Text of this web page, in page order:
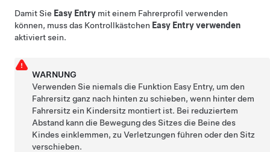
Damit Sie Easy Entry mit einem Fahrerprofil verwenden
können, muss das Kontrollkästchen Easy Entry verwenden
aktiviert sein.
WARNUNG
Verwenden Sie niemals die Funktion Easy Entry, um den
Fahrersitz ganz nach hinten zu schieben, wenn hinter dem
Fahrersitz ein Kindersitz montiert ist. Bei reduziertem
Abstand kann die Bewegung des Sitzes die Beine des
Kindes einklemmen, zu Verletzungen führen oder den Sitz
verschieben.